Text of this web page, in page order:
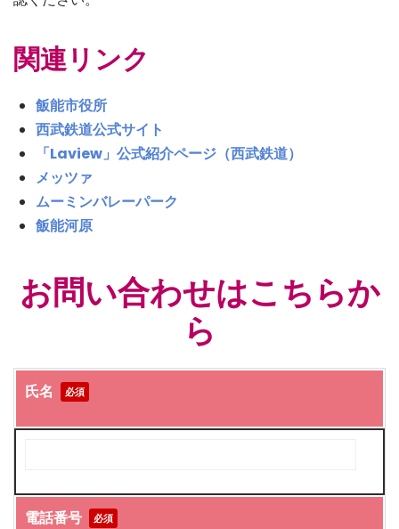
関連リンク
飯能市役所
西武鉄道公式サイト
「Laview」公式紹介ページ（西武鉄道）
メッツァ
ムーミンバレーパーク
飯能河原
お問い合わせはこちらか
ら
氏名 必須
電話番号 必須